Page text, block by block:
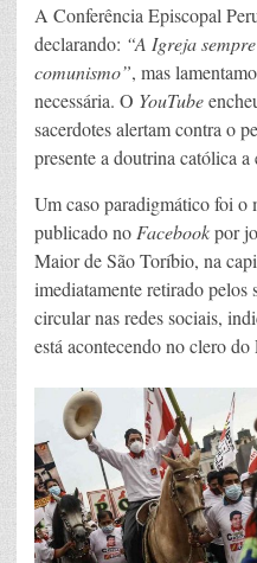
A Conferência Episcopal
declarando: “A Igreja
comunismo”, mas
necessária. O YouTube
sacerdotes alertam contra o
presente a doutrina católica a
Um caso paradigmático foi o
publicado noFacebookpor
Maior de São Toríbio, na
imediatamente retirado
circular nas redes sociais,
está acontecendo no clero do